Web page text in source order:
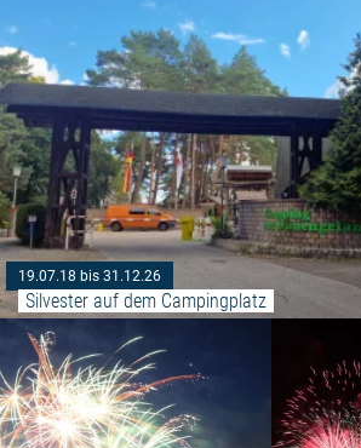
19.07.18 bis 31.12.26
Silvester auf dem Campingplatz